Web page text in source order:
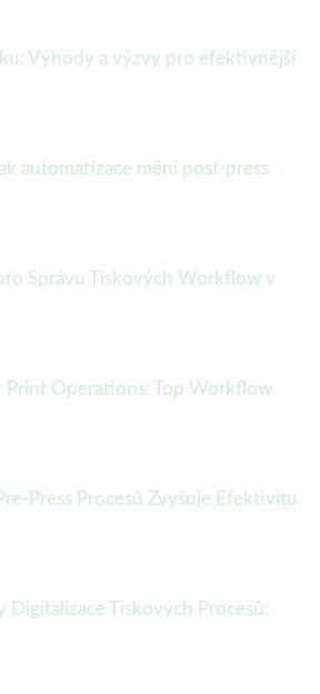
Výhody a výzvy pro efektivnější
automatizace mění post-press
Správu Tiskových Workflow v
Print Operations: Top Workflow
Press Procesů Zvyšuje Efektivitu
Digitalizace Tiskových Procesů: